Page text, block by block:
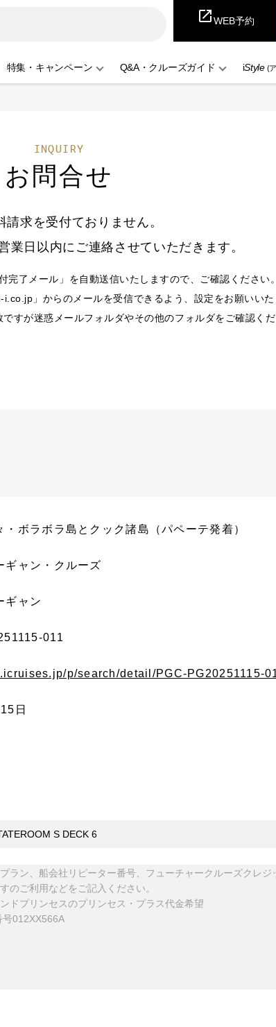
open_in_newWEB予約
特集・キャンペーン Q&A・クルーズガイド iStyle(
INQUIRY
お問合せ
請求を受付ておりません。
業日以内にご連絡させていただきます。
完了メール」を自動送信いたしますので、ご確認ください。
」からのメールを受信できるよう、設定をお願いいた
すが迷惑メールフォルダやその他のフォルダをご確認くだ
・ボラボラ島とクック諸島（パペーテ発着）
ギャン・クルーズ
ギャン
011
p/search/detail/PGC-PG20251115-
日